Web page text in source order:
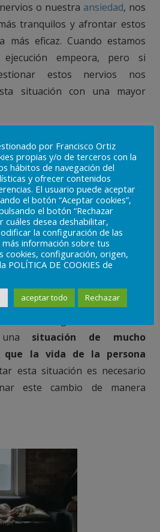
o nuestra ansiedad, nos
tranquilos y afrontar estos
más eficaz. Cuando estamos
ejecución empeora, pero si
estos nervios nos
situación con una mayor
no siente lo
mí, ¿qué
ya no siente lo mismo por
llegado el desenamoramiento,
probar alternativas para
o puede que haya decidido
una situación de mucho
la vida de la persona
esta situación es necesario
este cambio de manera
por Francisco Ortiz
propias y/o de terceros con la
hábitos de navegación del
y ofrecer contenidos
El usuario puede aceptar
el botón “Aceptar cookies”,
el botón “Rechazar
cuáles desea deshabilitar,
la configuración de las
información sobre tus
cookies, configuración, origen,
POLÍTICA DE COOKIES de
aceptar todo Rechazar